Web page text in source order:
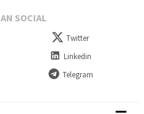
SOCIAL
Twitter
Linkedin
Telegram